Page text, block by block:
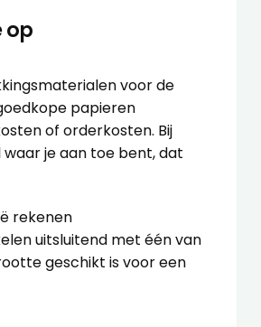
op
voor de
papieren
of orderkosten. Bij
je aan toe bent, dat
rekenen
uitsluitend met één van
geschikt is voor een